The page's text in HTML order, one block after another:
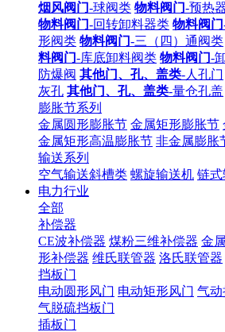
烟风阀门-球阀类 物料阀门-预热
物料阀门-回转卸料器类 物料阀门
形阀类 物料阀门-三（四）通阀类
料阀门-库底卸料阀类 物料阀门-
防爆阀 其他门、孔、盖类-人孔门
灰孔 其他门、孔、盖类-量仓孔盖
膨胀节系列
金属圆形膨胀节 金属矩形膨胀节
金属矩形高温膨胀节 非金属膨胀
输送系列
空气输送斜槽类 螺旋输送机 链
电力行业
全部
补偿器
CE波补偿器 煤粉三维补偿器 金
形补偿器 维氏联管器 洛氏联管器
挡板门
电动圆形风门 电动矩形风门 气动
气脱硫挡板门
插板门